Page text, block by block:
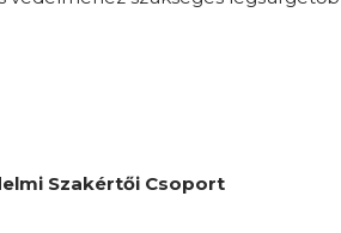
Szakértői Csoport